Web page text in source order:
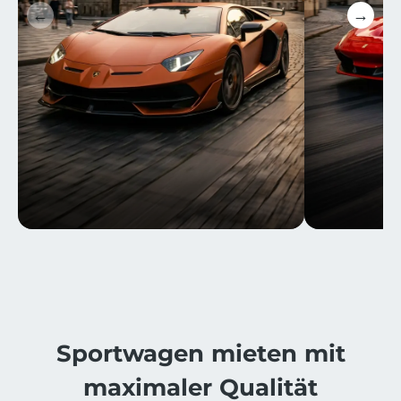
← →
⁨⁨Sportwagen mieten mit
maximaler Qualität​